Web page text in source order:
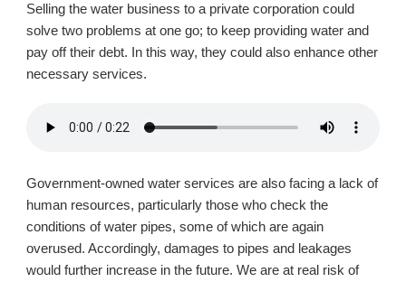
Selling the water business to a private corporation could
solve two problems at one go; to keep providing water and
pay off their debt. In this way, they could also enhance other
necessary services.
Government-owned water services are also facing a lack of
human resources, particularly those who check the
conditions of water pipes, some of which are again
overused. Accordingly, damages to pipes and leakages
would further increase in the future. We are at real risk of